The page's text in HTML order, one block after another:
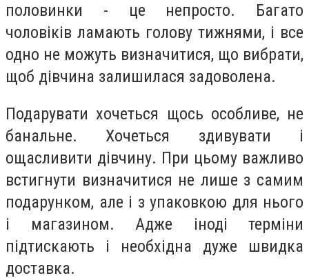
половинки - це непросто. Багато
чоловіків ламають голову тижнями, і все
одно не можуть визначитися, що вибрати,
щоб дівчина залишилася задоволена.
Подарувати хочеться щось особливе, не
банальне. Хочеться здивувати і
ощасливити дівчину. При цьому важливо
встигнути визначитися не лише з самим
подарунком, але і з упаковкою для нього
і магазином. Адже іноді терміни
підтискають і необхідна дуже швидка
доставка.